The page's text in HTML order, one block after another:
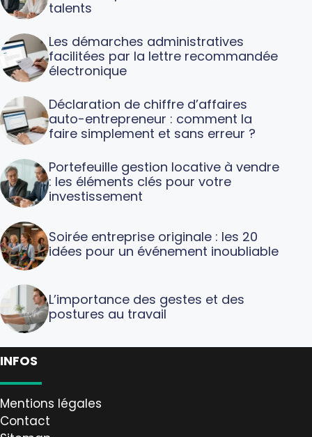
talents
Les démarches administratives
facilitées par la lettre recommandée
électronique
Déclaration de chiffre d’affaires
auto-entrepreneur : comment la
faire simplement et sans erreur ?
Portefeuille gestion locative à vendre
: les éléments clés pour votre
investissement
Soirée entreprise originale : les 20
idées pour un événement inoubliable
L’importance des gestes et des
postures au travail
INFOS
Mentions légales
Contact